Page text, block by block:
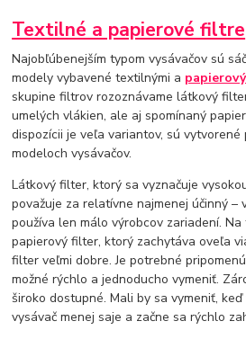
Textilné a papierové filtre
Najobľúbenejším typom vysávačov sú
modely vybavené textilnými a
skupine filtrov rozoznávame látkový
umelých vlákien, ale aj spomínaný
dispozícii je veľa variantov, sú vytvorené
modeloch vysávačov.
Látkový filter, ktorý sa vyznačuje
považuje za relatívne najmenej účinný –
používa len málo výrobcov zariadení.
papierový filter, ktorý zachytáva oveľa
filter veľmi dobre. Je potrebné
možné rýchlo a jednoducho vymeniť.
široko dostupné. Mali by sa vymeniť,
vysávač menej saje a začne sa rýchlo